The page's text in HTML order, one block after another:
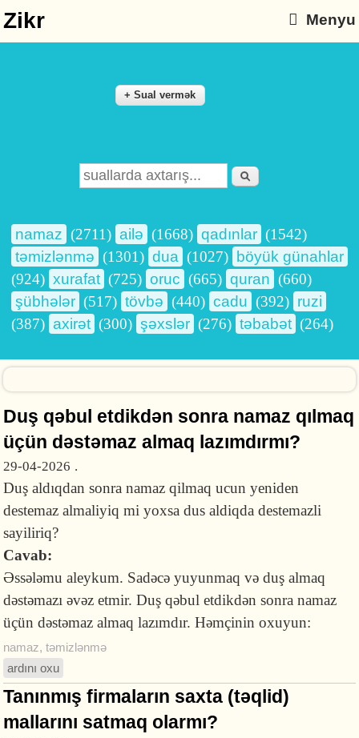
Zikr Menyu
Search form
Axtarış
namaz (2711) ailə (1668) qadınlar (1542)
təmizlənmə (1301) dua (1027)
böyük günahlar
(924) xurafat (725) oruc (665) quran (660)
şübhələr (517) tövbə (440) cadu (392) ruzi
(387) axirət (300) şəxslər (276) təbabət (264)
Duş qəbul etdikdən sonra namaz qılmaq
üçün dəstəmaz almaq lazımdırmı?
29-04-2026 .
Duş aldıqdan sonra namaz qilmaq ucun yeniden
destemaz almaliyiq mi yoxsa dus aldiqda destemazli
sayiliriq?
Cavab:
Əssələmu aleykum. Sadəcə yuyunmaq və duş almaq
dəstəmazı əvəz etmir. Duş qəbul etdikdən sonra namaz
üçün dəstəmaz almaq lazımdır. Həmçinin oxuyun:
namaz,təmizlənmə
ardını oxu
Tanınmış firmaların saxta (təqlid)
mallarını satmaq olarmı?